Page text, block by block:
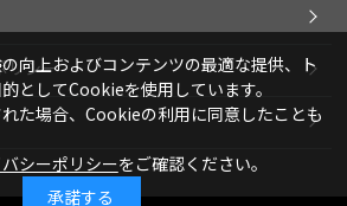
リシー
向上およびコンテンツの最適な提供、ト
としてCookieを使用しています。
た場合、Cookieの利用に同意したことも
シーポリシーをご確認ください。
承諾する